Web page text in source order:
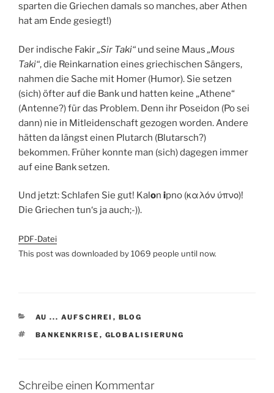
sparten die Griechen damals so manches, aber Athen
hat am Ende gesiegt!)
Der indische Fakir„Sir Taki“ und seine Maus„Mous
Taki“, die Reinkarnation eines griechischen Sängers,
nahmen die Sache mit Homer (Humor). Sie setzen
(sich) öfter auf die Bank und hatten keine „Athene“
(Antenne?) für das Problem. Denn ihr Poseidon (Po sei
dann) nie in Mitleidenschaft gezogen worden. Andere
hätten da längst einen Plutarch (Blutarsch?)
bekommen. Früher konnte man (sich) dagegen immer
auf eine Bank setzen.
Und jetzt: Schlafen Sie gut! Kalon ipno (καλόν ύπνο)!
Die Griechen tun‘s ja auch;-)).
PDF-Datei
This post was downloaded by 1069 people until now.
KATEGORIEN
AU ... AUFSCHREI , BLOG
SCHLAGWÖRTER
BANKENKRISE , GLOBALISIERUNG
Schreibe einen Kommentar